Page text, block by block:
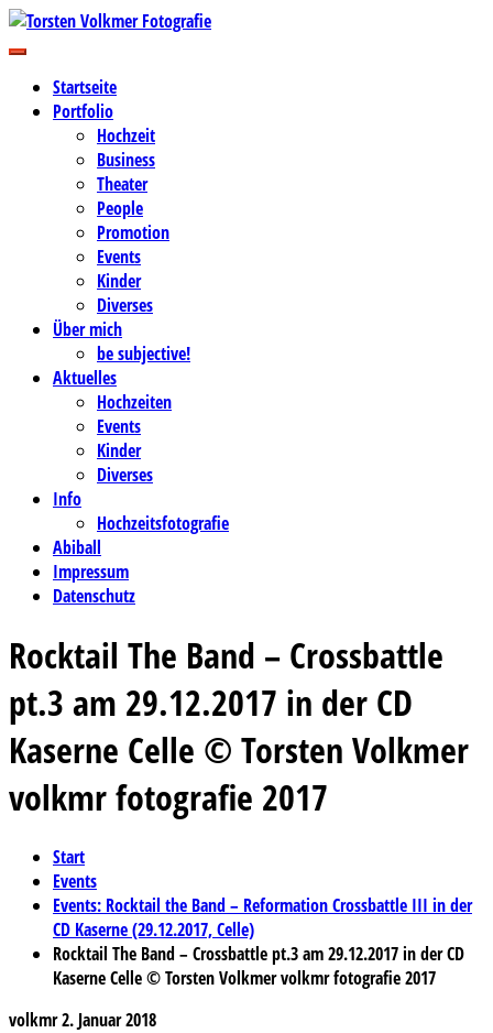
Zum
Inhalt
Torsten Volkmer Fotografie
Business-, Portrait- und Hochzeitsfotografie
Startseite
Portfolio
Hochzeit
Business
Theater
People
Promotion
Events
Kinder
Diverses
Über mich
be subjective!
Aktuelles
Hochzeiten
Events
Kinder
Diverses
Info
Hochzeitsfotografie
Abiball
Impressum
Datenschutz
Rocktail The Band – Crossbattle
pt.3 am 29.12.2017 in der CD
Kaserne Celle © Torsten Volkmer
volkmr fotografie 2017
Start
Events
Events: Rocktail the Band – Reformation Crossbattle III in der
CD Kaserne (29.12.2017, Celle)
Rocktail The Band – Crossbattle pt.3 am 29.12.2017 in der CD
Kaserne Celle © Torsten Volkmer volkmr fotografie 2017
volkmr2. Januar 2018